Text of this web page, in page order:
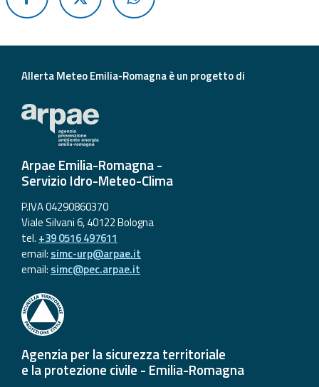
Aggiornamenti
Informazioni
frequenti
Guida per gli
sviluppatori
Allerta
Meteo
Emilia-
Romagna
Allerta Meteo Emilia-Romagna è un progetto di
Arpae Emilia-Romagna -
Servizio Idro-Meteo-Clima
P.IVA 04290860370
Viale Silvani 6, 40122 Bologna
tel. +39 0516 497611
email: simc-urp@arpae.it
email: simc@pec.arpae.it
Agenzia per la sicurezza territoriale
e la protezione civile - Emilia-Romagna